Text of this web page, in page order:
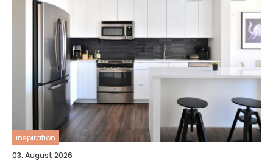
inspiration
03. August 2026